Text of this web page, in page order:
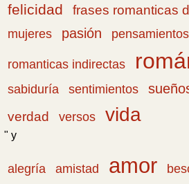
felicidad frases romanticas
mujeres
pasión pensamientos
romanticas indirectas
sabiduría sentimientos
verdad
versos vida
" y
alegría amistad amor